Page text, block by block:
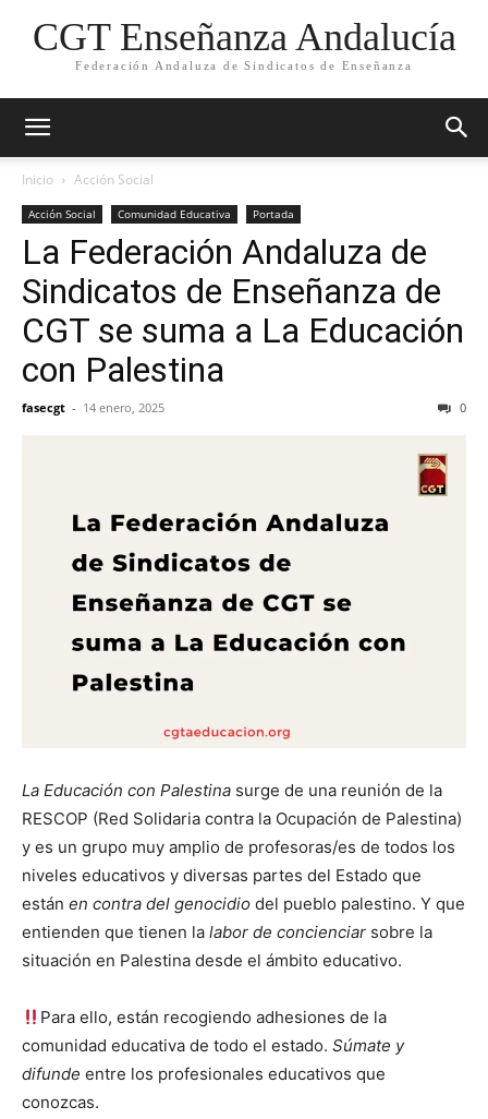
CGT Enseñanza Andalucía
Federación Andaluza de Sindicatos de Enseñanza
Inicio Acción Social
Acción Social Comunidad Educativa Portada
La Federación Andaluza de
Sindicatos de Enseñanza de
CGT se suma a La Educación
con Palestina
fasecgt - 14 enero, 2025 0
La Educación con Palestina surge de una reunión de la
RESCOP (Red Solidaria contra la Ocupación de Palestina)
y es un grupo muy amplio de profesoras/es de todos los
niveles educativos y diversas partes del Estado que
están en contra del genocidio del pueblo palestino. Y que
entienden que tienen la labor de concienciar sobre la
situación en Palestina desde el ámbito educativo.
Para ello, están recogiendo adhesiones de la
comunidad educativa de todo el estado. Súmate y
difunde entre los profesionales educativos que
conozcas.